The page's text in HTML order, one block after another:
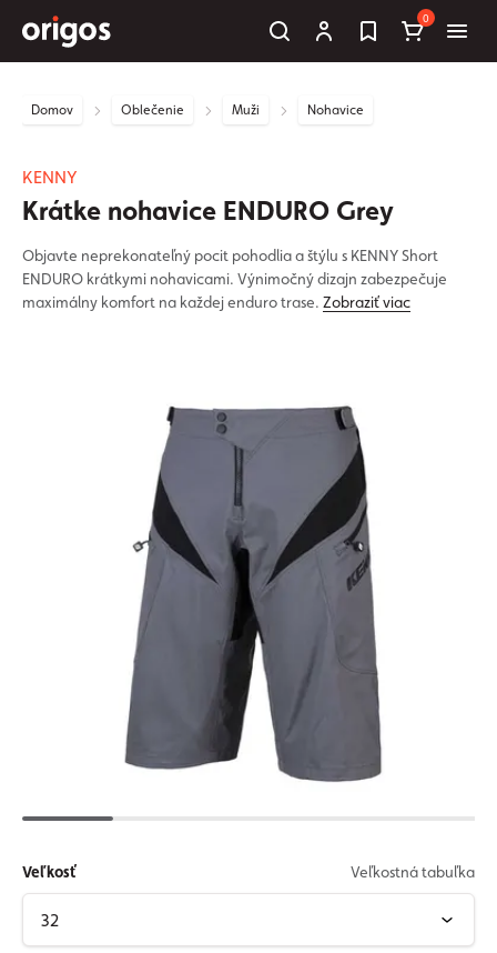
0
Domov Oblečenie Muži Nohavice
KENNY
Krátke nohavice ENDURO Grey
Objavte neprekonateľný pocit pohodlia a štýlu s KENNY Short
ENDURO krátkymi nohavicami. Výnimočný dizajn zabezpečuje
maximálny komfort na každej enduro trase. Zobraziť viac
Veľkosť Veľkostná tabuľka